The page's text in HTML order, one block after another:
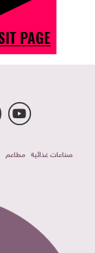
صناعات غذائية مطاعم